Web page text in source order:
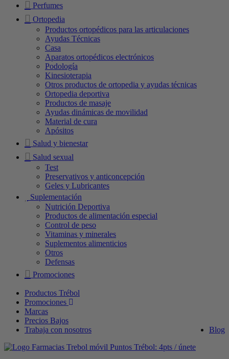
Perfumes
Ortopedia
Productos ortopédicos para las articulaciones
Ayudas Técnicas
Casa
Aparatos ortopédicos electrónicos
Podología
Kinesioterapia
Otros productos de ortopedia y ayudas técnicas
Ortopedia deportiva
Productos de masaje
Ayudas dinámicas de movilidad
Material de cura
Apósitos
Salud y bienestar
Salud sexual
Test
Preservativos y anticoncepción
Geles y Lubricantes
Suplementación
Nutrición Deportiva
Productos de alimentación especial
Control de peso
Vitaminas y minerales
Suplementos alimenticios
Otros
Defensas
Promociones
Productos Trébol
Promociones
Marcas
Precios Bajos
Blog
Trabaja con nosotros
Puntos Trébol: 4pts / únete